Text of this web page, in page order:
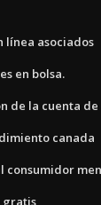
línea asociados
en bolsa.
de la cuenta
canada
consumidor
gratis